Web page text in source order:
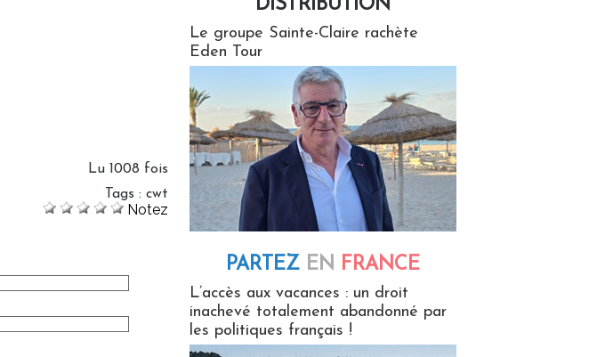
Lu 1008 fois
Tags : cwt
Notez
DISTRIBUTION
Le groupe Sainte-Claire rachète
Eden Tour
PARTEZ EN FRANCE
L’accès aux vacances : un droit
inachevé totalement abandonné par
les politiques français !